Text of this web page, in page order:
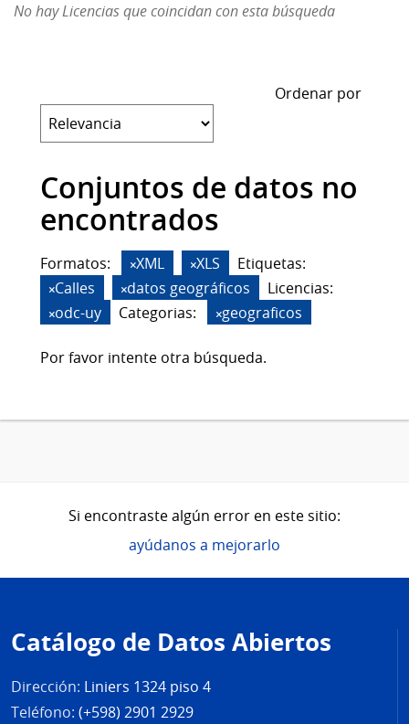
No hay Licencias que coincidan con esta búsqueda
Ordenar por
Conjuntos de datos no
encontrados
Formatos: XML XLS
Etiquetas:
Calles
datos geográficos
Licencias:
odc-uy
Categorias: geograficos
Por favor intente otra búsqueda.
Si encontraste algún error en este sitio:
ayúdanos a mejorarlo
de
página
Catálogo de Datos Abiertos
Dirección: Liniers 1324 piso 4
Teléfono: (+598) 2901 2929